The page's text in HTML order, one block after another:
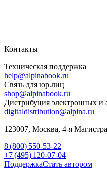
Контакты
Техническая поддержка
help@alpinabook.ru
Связь для юр.лиц
shop@alpinabook.ru
Дистрибуция электронных и
digitaldistribution@alpina.ru
123007, Москва, 4-я
8 (800) 550-53-22
+7 (495) 120-07-04
ПоддержкаСтать автором